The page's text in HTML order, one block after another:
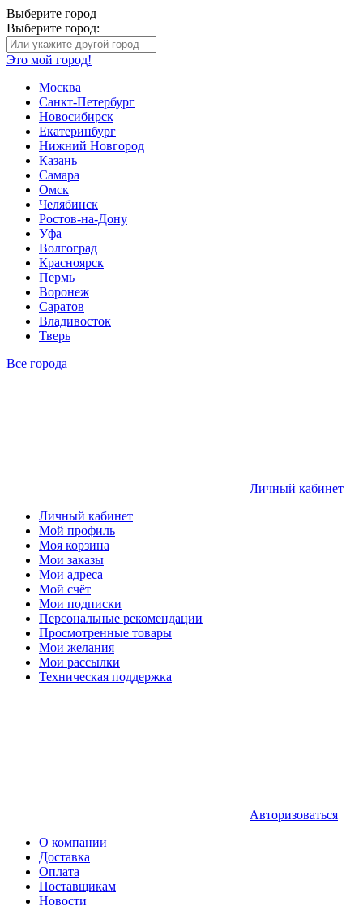
Выберите город
Выберите город:
Это мой город!
Москва
Санкт-Петербург
Новосибирск
Екатеринбург
Нижний Новгород
Казань
Самара
Омск
Челябинск
Ростов-на-Дону
Уфа
Волгоград
Красноярск
Пермь
Воронеж
Саратов
Владивосток
Тверь
Все города
Личный кабинет
Личный кабинет
Мой профиль
Моя корзина
Мои заказы
Мои адреса
Мой счёт
Мои подписки
Персональные рекомендации
Просмотренные товары
Мои желания
Мои рассылки
Техническая поддержка
Авторизоваться
О компании
Доставка
Оплата
Поставщикам
Новости